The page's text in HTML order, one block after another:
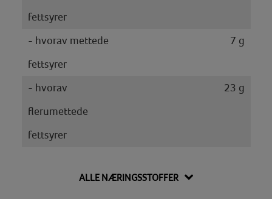
fettsyrer
- hvorav mettede
fettsyrer
7 g
- hvorav
flerumettede
fettsyrer
23 g
ALLE NÆRINGSSTOFFER